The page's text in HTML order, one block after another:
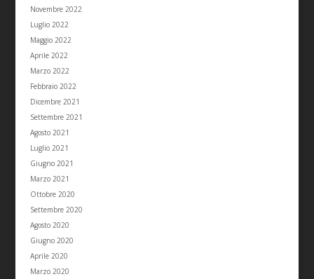
Novembre 2022
Luglio 2022
Maggio 2022
Aprile 2022
Marzo 2022
Febbraio 2022
Dicembre 2021
Settembre 2021
Agosto 2021
Luglio 2021
Giugno 2021
Marzo 2021
Ottobre 2020
Settembre 2020
Agosto 2020
Giugno 2020
Aprile 2020
Marzo 2020